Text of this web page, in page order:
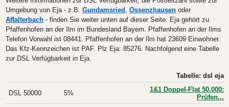
Umgebung von Eja - z.B. Gundamsried , Ossenzhausen oder
Affalterbach - finden Sie weiter unten auf dieser Seite. Eja gehört zu
Pfaffenhofen an der Ilm im Bundesland Bayern. Pfaffenhofen an der Ilms
Telefon Vorwahl ist 08441. Pfaffenhofen an der Ilm hat 23609 Einwohner.
Das Kfz-Kennzeichen ist PAF. Plz Eja: 85276. Nachfolgend eine Tabelle
zur DSL Verfügbarkeit in Eja.
Tabelle: dsl eja
DSL 50000 5%
1&1 Doppel-Flat 50.000:
Prüfen...